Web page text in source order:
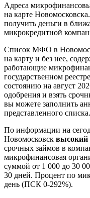
Адреса
на карте
получить деньги в
микрокредитной
Список МФО в
на карту и без нее,
работающие
государственном
состоянию на август
одобрения и взять
вы можете заполнить
представленного списка.
По информации на
Новомосковск высокий
срочных займов в
микрофинансовая
суммой от 1 000 до 30
30 дней. Процент по
день (ПСК 0-292%).